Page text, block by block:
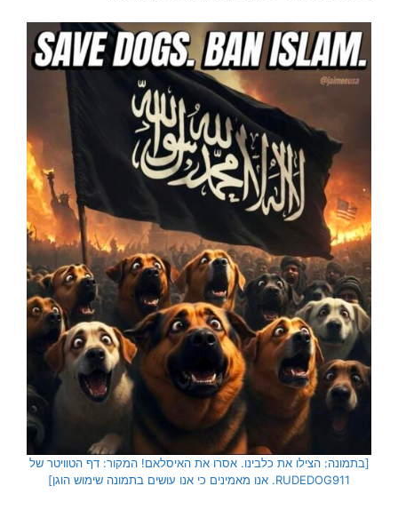
[בתמונה: הצילו את כלבינו. אסרו את האיסלאם! המקור: דף הטוויטר של
RUDEDOG911. אנו מאמינים כי אנו עושים בתמונה שימוש הוגן]